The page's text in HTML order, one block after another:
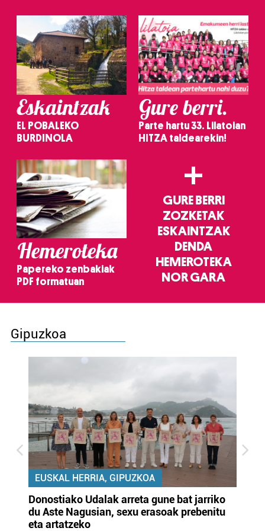
Eskaintzak
EL POBALEKO
BURDINOLA
Gure berri.
Parte hartu 33. Lilatoian
HITZA taldearekin!
Hemeroteka
Papereko zenbakiak
PDF formatuan
+
GURE BERRI
ZOZKETAK
ESKAINTZAK
DENDA
HEMEROTEKA
NOR GARA
Gipuzkoa
EUSKAL HERRIA, GIPUZKOA
Donostiako Udalak arreta gune bat jarriko
du Aste Nagusian, sexu erasoak prebenitu
eta artatzeko